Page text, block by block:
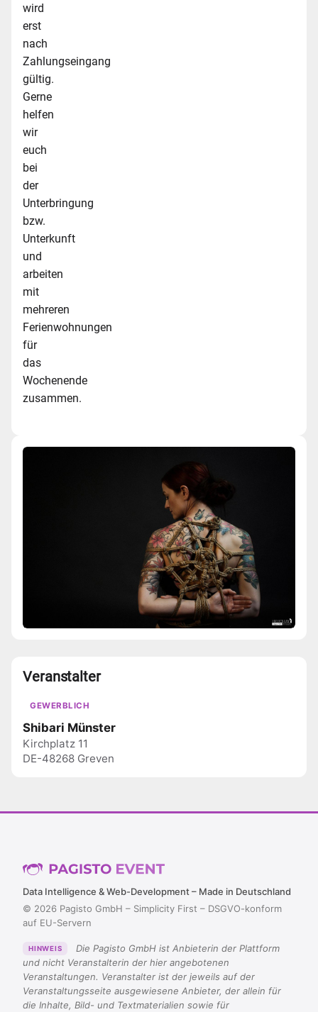
wird
erst
nach
Zahlungseingang
gültig.
Gerne
helfen
wir
euch
bei
der
Unterbringung
bzw.
Unterkunft
und
arbeiten
mit
mehreren
Ferienwohnungen
für
das
Wochenende
zusammen.
Veranstalter
GEWERBLICH
Shibari Münster
Kirchplatz 11
DE-48268 Greven
Data Intelligence & Web-Development – Made in Deutschland
© 2026 Pagisto GmbH – Simplicity First – DSGVO-konform
auf EU-Servern
HINWEIS
Die Pagisto GmbH ist Anbieterin der Plattform
und nicht Veranstalterin der hier angebotenen
Veranstaltungen. Veranstalter ist der jeweils auf der
Veranstaltungsseite ausgewiesene Anbieter, der allein für
die Inhalte, Bild- und Textmaterialien sowie für